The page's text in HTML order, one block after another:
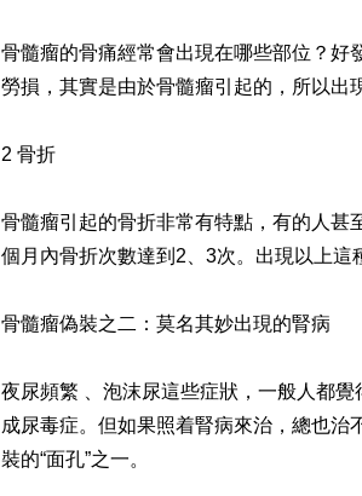
骨髓瘤的骨痛經常會出現在哪些部位？好
勞損，其實是由於骨髓瘤引起的，所以出
2 骨折
骨髓瘤引起的骨折非常有特點，有的人甚
個月內骨折次數達到2、3次。出現以上這
骨髓瘤偽裝之二：莫名其妙出現的腎病
夜尿頻繁 、泡沫尿這些症狀，一般人都
成尿毒症。但如果照着腎病來治，總也
裝的“面孔”之一。